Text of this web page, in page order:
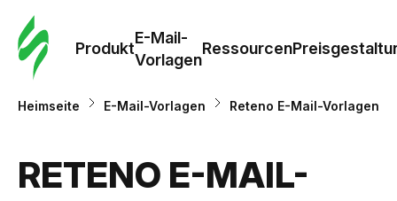
Produkt
E-Mail-
Vorlagen
Ressourcen
Heimseite E-Mail-Vorlagen Reteno E-Mail-Vorlagen
RETENO E-MAIL-